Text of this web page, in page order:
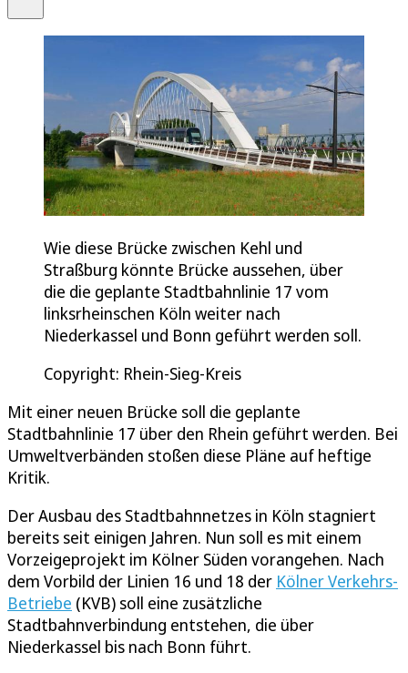
Wie diese Brücke zwischen Kehl und
Straßburg könnte Brücke aussehen, über
die die geplante Stadtbahnlinie 17 vom
linksrheinschen Köln weiter nach
Niederkassel und Bonn geführt werden soll.
Copyright: Rhein-Sieg-Kreis
Mit einer neuen Brücke soll die geplante
Stadtbahnlinie 17 über den Rhein geführt werden. Bei
Umweltverbänden stoßen diese Pläne auf heftige
Kritik.
Der Ausbau des Stadtbahnnetzes in Köln stagniert
bereits seit einigen Jahren. Nun soll es mit einem
Vorzeigeprojekt im Kölner Süden vorangehen. Nach
dem Vorbild der Linien 16 und 18 der Kölner Verkehrs-
Betriebe (KVB) soll eine zusätzliche
Stadtbahnverbindung entstehen, die über
Niederkassel bis nach Bonn führt.